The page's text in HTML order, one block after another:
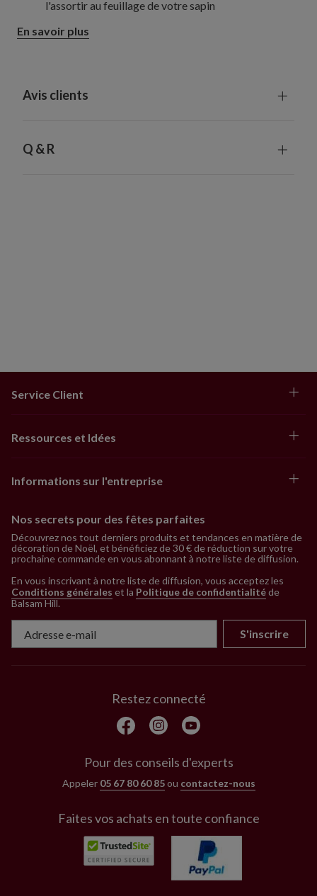
l'assortir au feuillage de votre sapin
En savoir plus
Avis clients
Q & R
Service Client
Ressources et Idées
Informations sur l'entreprise
Nos secrets pour des fêtes parfaites
Découvrez nos tout derniers produits et tendances en matière de
décoration de Noël, et bénéficiez de 30 € de réduction sur votre
prochaine commande en vous abonnant à notre liste de diffusion.
En vous inscrivant à notre liste de diffusion, vous acceptez les
Conditions générales et la Politique de confidentialitéde
Balsam Hill.
S'inscrire
Restez connecté
Pour des conseils d'experts
Appeler 05 67 80 60 85ou contactez-nous
Faites vos achats en toute confiance